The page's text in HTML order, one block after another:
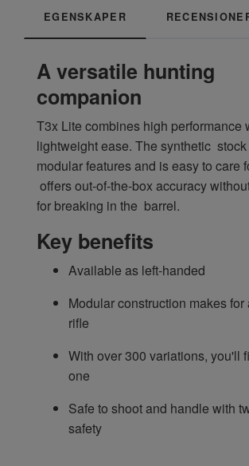
EGENSKAPER
A versatile hunting
companion
T3x Lite combines high performance
lightweight ease. The synthetic
modular features and is easy to care
offers out-of-the-box accuracy
for breaking in the barrel.
Key benefits
Available as left-handed
Modular construction makes for
rifle
With over 300 variations, you'll
one
Safe to shoot and handle with
safety